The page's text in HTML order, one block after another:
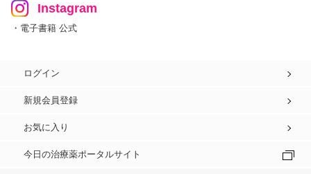
Instagram
・電子書籍 公式
ログイン
新規会員登録
お気に入り
今日の治療薬ポータルサイト